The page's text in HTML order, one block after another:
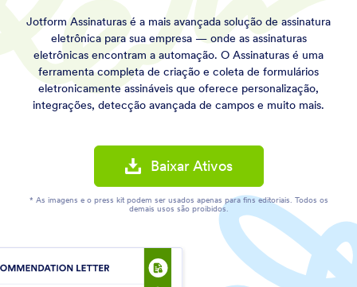
Jotform Assinaturas é a mais avançada solução de assinatura
eletrônica para sua empresa — onde as assinaturas
eletrônicas encontram a automação. O Assinaturas é uma
ferramenta completa de criação e coleta de formulários
eletronicamente assináveis que oferece personalização,
integrações, detecção avançada de campos e muito mais.
Baixar Ativos
* As imagens e o press kit podem ser usados apenas para fins editoriais. Todos os
demais usos são proibidos.